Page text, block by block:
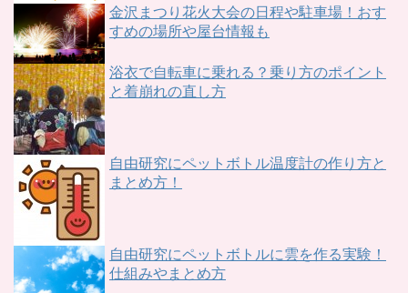
金沢まつり花火大会の日程や駐車場！おす
すめの場所や屋台情報も
浴衣で自転車に乗れる？乗り方のポイント
と着崩れの直し方
自由研究にペットボトル温度計の作り方と
まとめ方！
自由研究にペットボトルに雲を作る実験！
仕組みやまとめ方